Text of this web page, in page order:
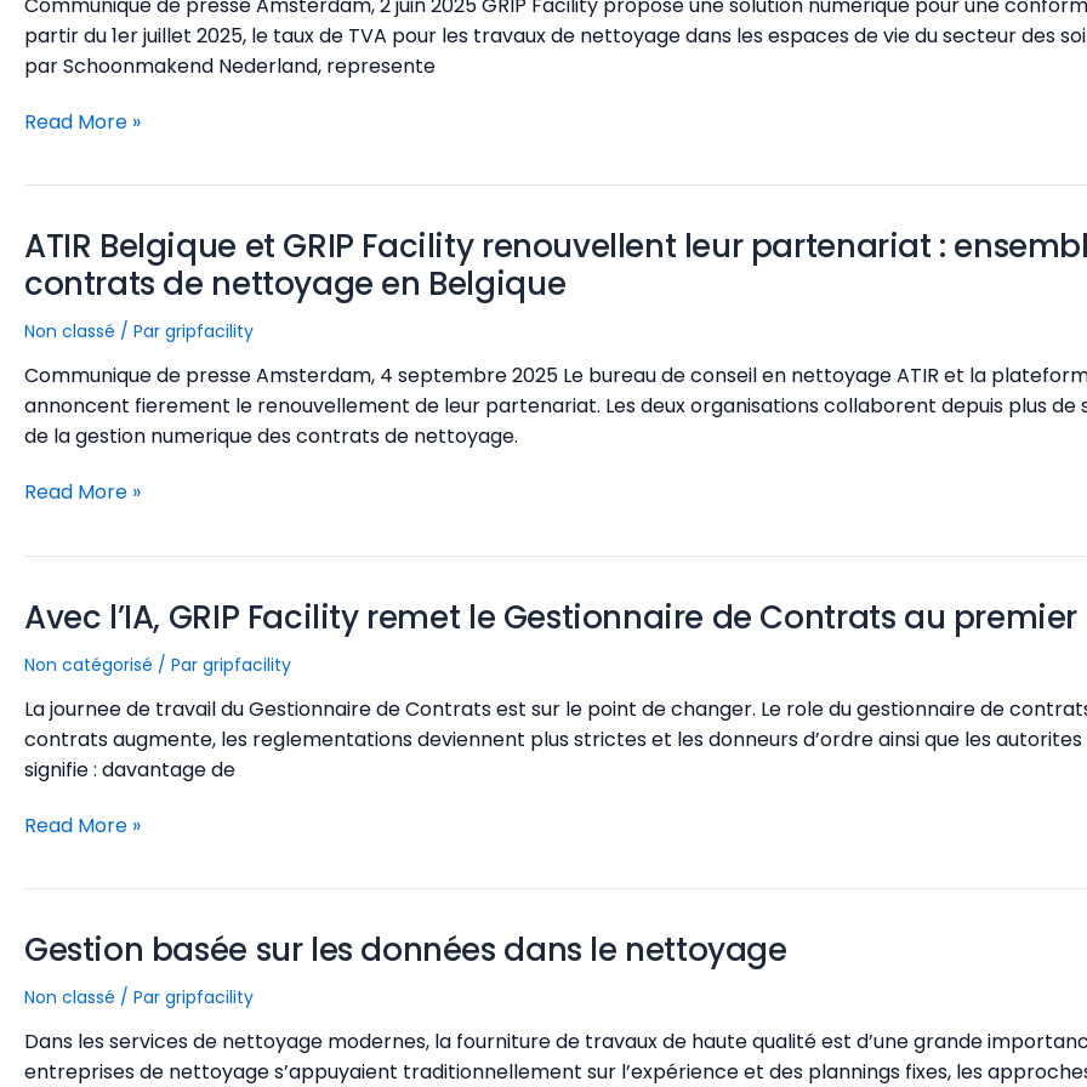
Communique de presse Amsterdam, 2 juin 2025 GRIP Facility propose une solution numerique pour une
partir du 1er juillet 2025, le taux de TVA pour les travaux de nettoyage dans les espaces de vie du secteur des
par Schoonmakend Nederland, represente
Nouvelles
TVA
le
nettoyage
des
espaces
de
dans
secteur
Read More »
ATIR Belgique et GRIP Facility renouvellent leur partenariat :
contrats de nettoyage en Belgique
Non classé / Par gripfacility
Communique de presse Amsterdam, 4 septembre 2025 Le bureau de conseil en nettoyage ATIR et la
annoncent fierement le renouvellement de leur partenariat. Les deux organisations collaborent depuis plus
de la gestion numerique des contrats de nettoyage.
ATIR
et
Facility
leur
partenariat
:
ensemble
la
numerique
contrats
nettoyage
en
Belgique
Read More »
Avec l’IA, GRIP Facility remet le Gestionnaire de Contrats au
Non catégorisé / Par gripfacility
La journee de travail du Gestionnaire de Contrats est sur le point de changer. Le role du gestionnaire de
contrats augmente, les reglementations deviennent plus strictes et les donneurs d’ordre ainsi que les
signifie : davantage de
Avec
GRIP
remet
Gestionnaire
de
Contrats
Read More »
Gestion basée sur les données dans le nettoyage
Non classé / Par gripfacility
Dans les services de nettoyage modernes, la fourniture de travaux de haute qualité est d’une grande
entreprises de nettoyage s’appuyaient traditionnellement sur l’expérience et des plannings fixes, les